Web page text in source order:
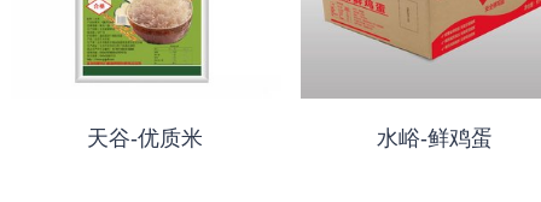
天谷-优质米 水峪-鲜鸡蛋